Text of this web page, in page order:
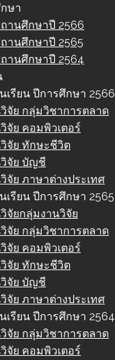
ษา
านศึกษาปี 2566
านศึกษาปี 2565
านศึกษาปี 2564
รียน ปีการศึกษา 2566
จัย กลุ่มวิชาการตลาด
จัย คอมพิวเตอร์
จัย ทักษะชีวิต
จัย บัญชี
จัย ภาษาต่างประเทศ
รียน ปีการศึกษา 2565
จัยกลุ่มงานวิจัย
จัย กลุ่มวิชาการตลาด
จัย คอมพิวเตอร์
จัย ทักษะชีวิต
จัย บัญชี
จัย ภาษาต่างประเทศ
รียน ปีการศึกษา 2564
จัย กลุ่มวิชาการตลาด
จัย คอมพิวเตอร์